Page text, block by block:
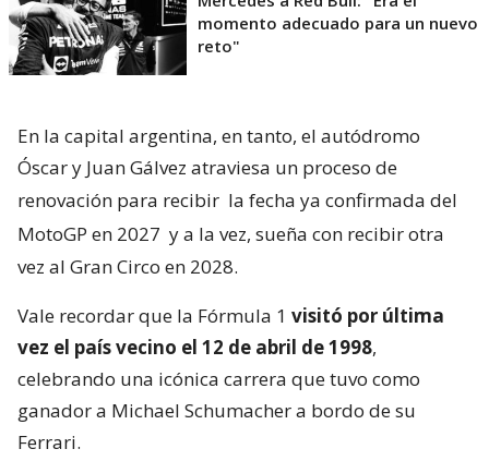
momento adecuado para un nuevo
reto"
En la capital argentina, en tanto, el autódromo
Óscar y Juan Gálvez atraviesa un proceso de
renovación para recibir la fecha ya confirmada del
MotoGP en 2027 y a la vez, sueña con recibir otra
vez al Gran Circo en 2028.
Vale recordar que la Fórmula 1 visitó por última
vez el país vecino el 12 de abril de 1998,
celebrando una icónica carrera que tuvo como
ganador a Michael Schumacher a bordo de su
Ferrari.